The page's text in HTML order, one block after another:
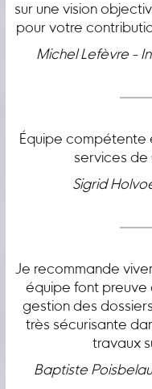
sur une vision
pour votre
Michel Lefèvre -
Équipe compétente
services de
Sigrid
Je recommande
équipe font preuve
gestion des
très sécurisante
travaux
Baptiste